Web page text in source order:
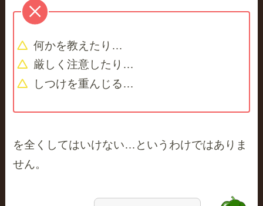
何かを教えたり…
厳しく注意したり…
しつけを重んじる…
を全くしてはいけない…というわけではありま
せん。